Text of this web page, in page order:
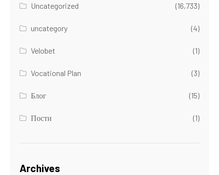
Uncategorized (16,733)
uncategory (4)
Velobet (1)
Vocational Plan (3)
Блог (15)
Пости (1)
Archives